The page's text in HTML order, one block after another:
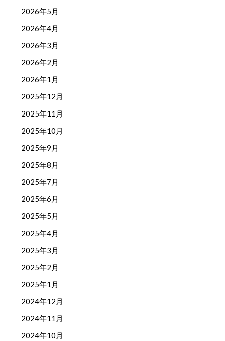
2026年5月
2026年4月
2026年3月
2026年2月
2026年1月
2025年12月
2025年11月
2025年10月
2025年9月
2025年8月
2025年7月
2025年6月
2025年5月
2025年4月
2025年3月
2025年2月
2025年1月
2024年12月
2024年11月
2024年10月